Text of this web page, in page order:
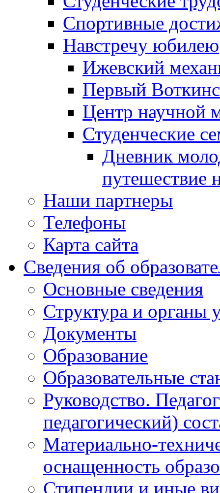
Спортивные
Навстречу юбилею
Ижевский
Первый
Центр научной
Студенческие
Дневник
путешествие
Наши партнеры
Телефоны
Карта сайта
Сведения об
Основные сведения
Структура и органы
Документы
Образование
Образовательные
Руководство.
педагогический)
Материально-
оснащенность
Стипендии и иные